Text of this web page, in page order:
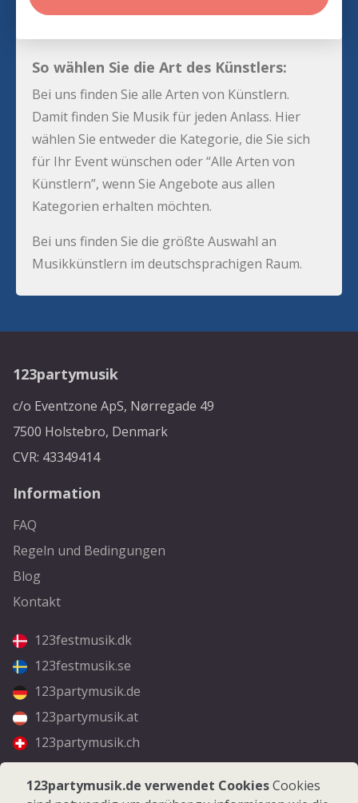
So wählen Sie die Art des Künstlers:
Bei uns finden Sie alle Arten von Künstlern.
Damit finden Sie Musik für jeden Anlass. Hier
wählen Sie entweder die Kategorie, die Sie sich
für Ihr Event wünschen oder “Alle Arten von
Künstlern”, wenn Sie Angebote aus allen
Kategorien erhalten möchten.
Bei uns finden Sie die größte Auswahl an
Musikkünstlern im deutschsprachigen Raum.
123partymusik
c/o Eventzone ApS, Nørregade 49
7500 Holstebro, Denmark
CVR: 43349414
Information
FAQ
Regeln und Bedingungen
Blog
Kontakt
123festmusik.dk
123festmusik.se
123partymusik.de
123partymusik.at
123partymusik.ch
Folgen Sie uns
123partymusik.de verwendet CookiesCookies